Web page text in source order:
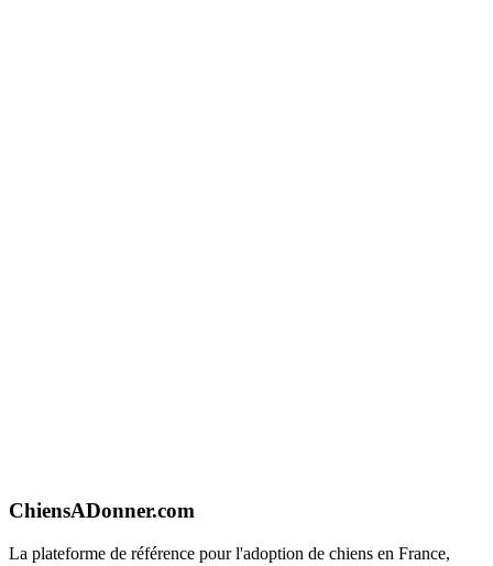
ChiensADonner.com
La plateforme de référence pour l'adoption de chiens en France,